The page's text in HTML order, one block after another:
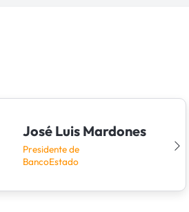
José Luis Mardones
Presidente de
BancoEstado